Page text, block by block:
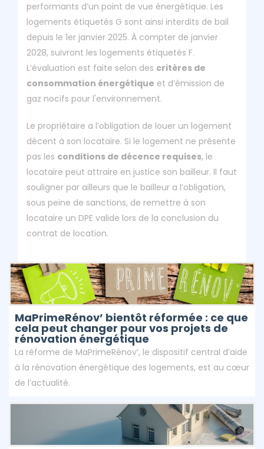
performants d’un point de vue énergétique. Les
logements étiquetés G sont ainsi interdits de bail
depuis le 1er janvier 2025. À compter de janvier
2028, suivront les logements étiquetés F.
L’évaluation est faite selon des critères de
consommation énergétique et d’émission de
gaz nocifs pour l'environnement.
Le propriétaire a l’obligation de louer un logement
décent à son locataire. Si le logement ne présente
pas les conditions de décence requises, le
locataire peut attraire en justice son bailleur. Il faut
souligner par ailleurs que le bailleur a l’obligation,
sous peine de sanctions, de remettre à son
locataire un DPE valide lors de la conclusion du
contrat de location.
MaPrimeRénov’ bientôt réformée : ce que
cela peut changer pour vos projets de
rénovation énergétique
La réforme de MaPrimeRénov’, le dispositif central d’aide
à la rénovation énergétique des logements, est au cœur
de l’actualité.